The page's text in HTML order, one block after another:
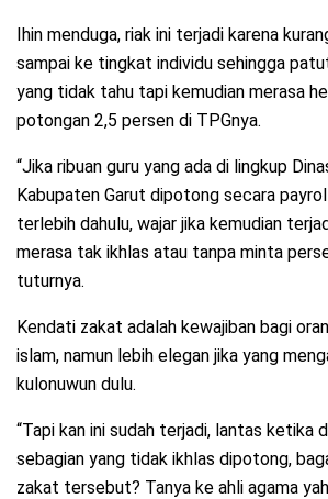
Ihin menduga, riak ini terjadi karena
sampai ke tingkat individu sehingga
yang tidak tahu tapi kemudian merasa
potongan 2,5 persen di TPGnya.
“Jika ribuan guru yang ada di lingkup
Kabupaten Garut dipotong secara
terlebih dahulu, wajar jika kemudian
merasa tak ikhlas atau tanpa minta
tuturnya.
Kendati zakat adalah kewajiban bagi
islam, namun lebih elegan jika yang
kulonuwun dulu.
“Tapi kan ini sudah terjadi, lantas ketika
sebagian yang tidak ikhlas dipotong,
zakat tersebut? Tanya ke ahli agama